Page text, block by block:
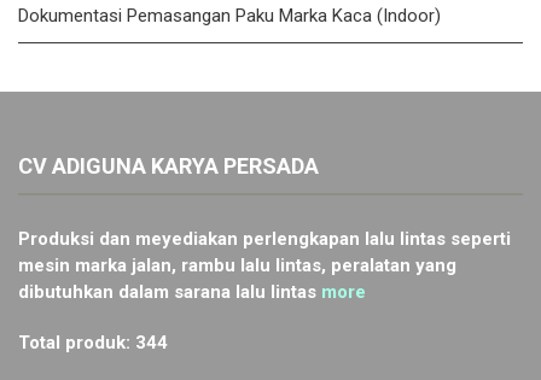
Dokumentasi Pemasangan Paku Marka Kaca (Indoor)
CV ADIGUNA KARYA PERSADA
Produksi dan meyediakan perlengkapan lalu lintas seperti
mesin marka jalan, rambu lalu lintas, peralatan yang
dibutuhkan dalam sarana lalu lintas more
Total produk: 344